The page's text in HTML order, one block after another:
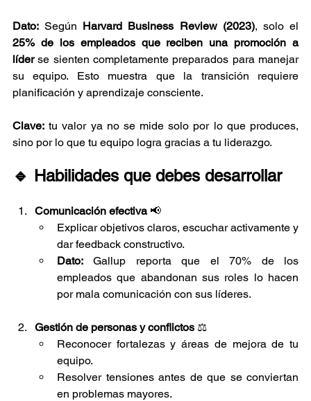
Dato: Según Harvard Business Review (2023)
25% de los empleados que reciben una promoción a
líder se sienten completamente preparados para manejar
su equipo. Esto muestra que la transición requiere
planificación y aprendizaje consciente.
Clave: tu valor ya no se mide solo por lo que produces,
sino por lo que tu equipo logra gracias a tu liderazgo.
🔹 Habilidades que debes desarrollar
Comunicación efectiva 📢
Explicar objetivos claros, escuchar activamente y
dar feedback constructivo.
Dato: Gallup reporta que el 70% de los
empleados que abandonan sus roles lo hacen
por mala comunicación con sus líderes.
Gestión de personas y conflictos ⚖️
Reconocer fortalezas y áreas de mejora de tu
equipo.
Resolver tensiones antes de que se conviertan
en problemas mayores.